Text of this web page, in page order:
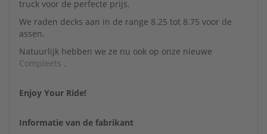
truck voor de perfecte prijs.
We raden decks aan in de range 8.25 tot 8.75 voor de
assen.
Natuurlijk hebben we ze nu ook op onze nieuwe
Compleets .
Enjoy Your Ride!
Informatie van de fabrikant